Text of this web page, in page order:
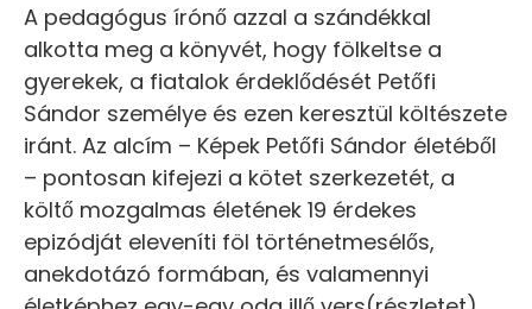
A pedagógus írónő azzal a szándékkal
alkotta meg a könyvét, hogy fölkeltse a
gyerekek, a fiatalok érdeklődését Petőfi
Sándor személye és ezen keresztül költészete
iránt. Az alcím – Képek Petőfi Sándor életéből
– pontosan kifejezi a kötet szerkezetét, a
költő mozgalmas életének 19 érdekes
epizódját eleveníti föl történetmesélős,
anekdotázó formában, és valamennyi